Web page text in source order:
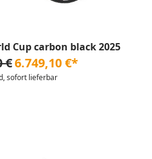
Cup carbon black 2025
€6.749,10 €*
sofort lieferbar